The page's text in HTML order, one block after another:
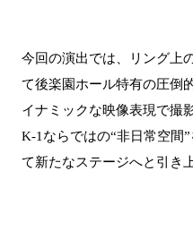
今回の演出では、リング上
て後楽園ホール特有の圧倒
イナミックな映像表現で撮影
K-1ならではの“非日常空間
て新たなステージへと引き